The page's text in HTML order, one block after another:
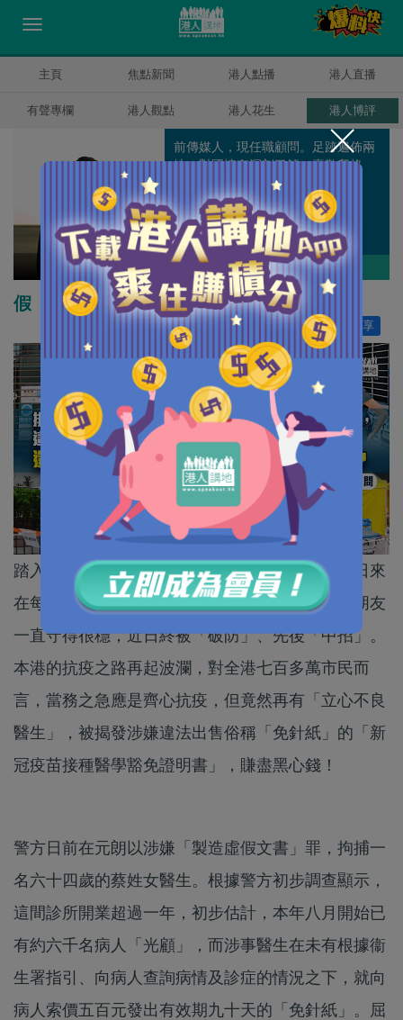
主頁 焦點新聞 港人點播 港人直播
有聲專欄 港人觀點 港人花生 港人博評
原姿晴
前傳媒人，現任職顧問。足跡遍佈兩
地，對國情有深刻了解；喜歡爬格
子，閒時點評天下。
作者其他博評
假「免針紙」的荒謬
分享
32
踏入九月，本港新冠疫情再次升溫，確診病例連日來
在每日九千、一萬宗水平徘徊，筆者身邊有不少朋友
一直守得很穩，近日終被「破防」、先後「中招」。
本港的抗疫之路再起波瀾，對全港七百多萬市民而
言，當務之急應是齊心抗疫，但竟然再有「立心不良
醫生」，被揭發涉嫌違法出售俗稱「免針紙」的「新
冠疫苗接種醫學豁免證明書」，賺盡黑心錢！
警方日前在元朗以涉嫌「製造虛假文書」罪，拘捕一
名六十四歲的蔡姓女醫生。根據警方初步調查顯示，
這間診所開業超過一年，初步估計，本年八月開始已
有約六千名病人「光顧」，而涉事醫生在未有根據衞
生署指引、向病人查詢病情及診症的情況之下，就向
病人索價五百元發出有效期九十天的「免針紙」。屈